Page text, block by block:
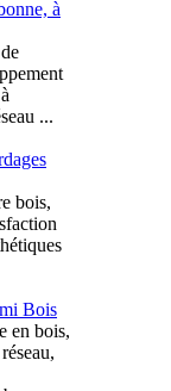
à
...
bois,
Bois
en bois,